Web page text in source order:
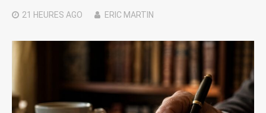
21 HEURES AGO ERIC MARTIN